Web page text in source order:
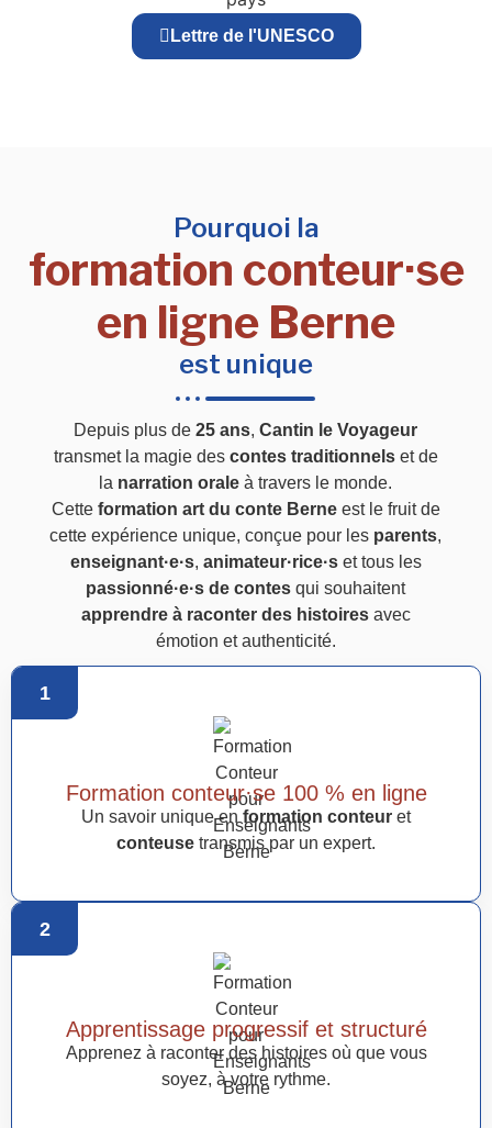
Lettre de l'UNESCO
Pourquoi la
formation conteur·se
en ligne Berne
est unique
Depuis plus de25 ans,Cantin le Voyageur
transmet la magie des contes traditionnelset de
la narration orale à travers le monde.
Cette formation art du conte Berneest le fruit de
cette expérience unique, conçue pour les parents,
enseignant·e·s, animateur·rice·set tous les
passionné·e·s de contes qui souhaitent
apprendre à raconter des histoiresavec
émotion et authenticité.
1
Formation conteur·se 100 % en ligne
Un savoir unique en formation conteur et
conteuse transmis par un expert.
2
Apprentissage progressif et structuré
Apprenez à raconter des histoires où que vous
soyez, à votre rythme.